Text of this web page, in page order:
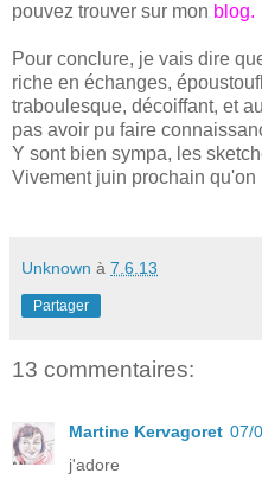
pouvez trouver sur mon blog.
Pour conclure, je vais dire
riche en échanges,
traboulesque, décoiffant, et
pas avoir pu faire
Y sont bien sympa, les
Vivement juin prochain qu'on
Unknown à 7.6.13
Partager
13 commentaires:
Martine Kervagoret 07/
j'adore